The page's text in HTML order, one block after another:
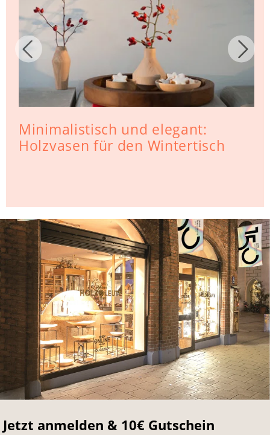
Minimalistisch und elegant:
Holzvasen für den Wintertisch
Jetzt anmelden & 10€ Gutschein